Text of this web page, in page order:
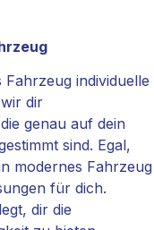
individuelle
dir
genau auf dein
sind. Egal,
modernes Fahrzeug
für dich.
dir die